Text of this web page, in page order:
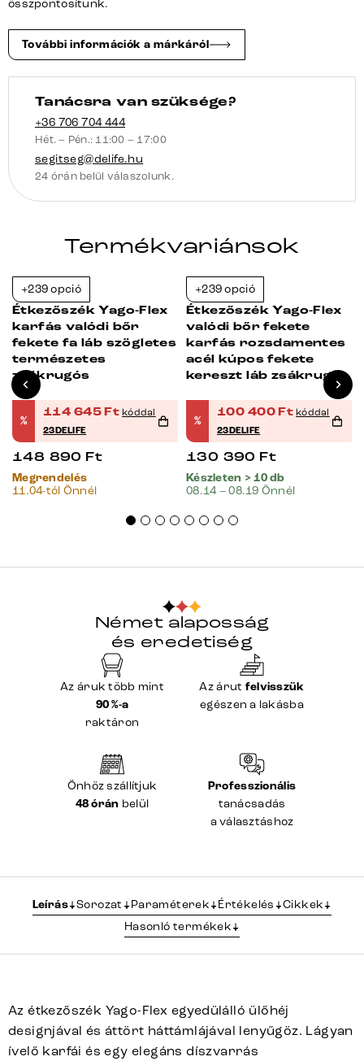
billenő
összpontosítunk.
További információk a márkáról
Tanácsra van szüksége?
+36 706 704 444
Hét. – Pén.: 11:00 – 17:00
segitseg@delife.hu
24 órán belül válaszolunk.
Termékvariánsok
+239 opció
Étkezőszék Yago-Flex
karfás valódi bőr
fekete fa láb szögletes
természetes
zsákrugós
%
114 645Ft kóddal
23DELIFE
148 890 Ft
Megrendelés
11.04-tól Önnél
+239 opció
Étkezőszék Yago-Flex
valódi bőr fekete
karfás rozsdamentes
acél kúpos fekete
kereszt láb zsákrugós
%
100 400Ft kóddal
23DELIFE
130 390 Ft
Készleten > 10 db
08.14 – 08.19 Önnél
Német alaposság
és eredetiség
Az áruk több mint
90 %-a
raktáron
Az árut felvisszük
egészen a lakásba
Önhöz szállítjuk
48 órán belül
Professzionális
tanácsadás
a választáshoz
Leírás Sorozat Paraméterek Értékelés
Cikkek
Hasonló termékek
Az étkezőszék Yago-Flex egyedülálló ülőhéj
designjával és áttört háttámlájával lenyűgöz. Lágyan
ívelő karfái és egy elegáns díszvarrás